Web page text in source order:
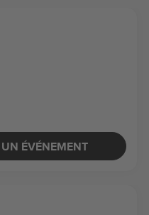
ÉVÉNEMENT